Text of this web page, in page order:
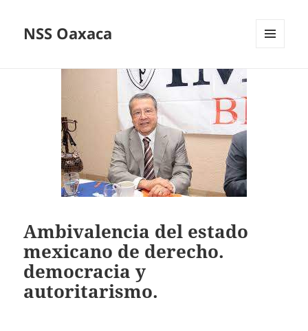
NSS Oaxaca
Ambivalencia del estado
mexicano de derecho.
democracia y
autoritarismo.